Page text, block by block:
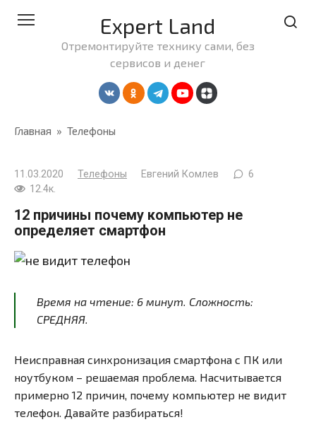
Expert Land
Отремонтируйте технику сами, без
сервисов и денег
Главная » Телефоны
11.03.2020 Телефоны Евгений Комлев
6
12.4к.
12 причины почему компьютер не
определяет смартфон
Время на чтение: 6 минут . Сложность:
СРЕДНЯЯ.
Неисправная синхронизация смартфона с ПК или
ноутбуком – решаемая проблема. Насчитывается
примерно 12 причин, почему компьютер не видит
телефон. Давайте разбираться!